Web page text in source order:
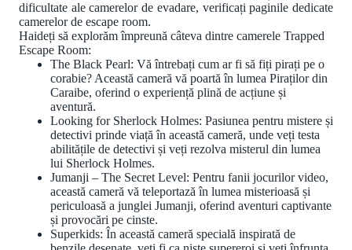
dificultate ale camerelor de evadare, verificați paginile dedicate
camerelor de escape room.
Haideți să explorăm împreună câteva dintre camerele Trapped
Escape Room:
The Black Pearl: Vă întrebați cum ar fi să fiți pirați pe o
corabie? Această cameră vă poartă în lumea Piraților din
Caraibe, oferind o experiență plină de acțiune și
aventură.
Looking for Sherlock Holmes: Pasiunea pentru mistere și
detectivi prinde viață în această cameră, unde veți testa
abilitățile de detectivi și veți rezolva misterul din lumea
lui Sherlock Holmes.
Jumanji – The Secret Level: Pentru fanii jocurilor video,
această cameră vă teleportază în lumea misterioasă și
periculoasă a junglei Jumanji, oferind aventuri captivante
și provocări pe cinste.
Superkids: În această cameră specială inspirată de